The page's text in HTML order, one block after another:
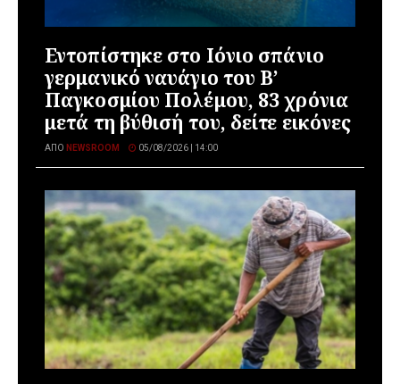
Εντοπίστηκε στο Ιόνιο σπάνιο
γερμανικό ναυάγιο του Β’
Παγκοσμίου Πολέμου, 83 χρόνια
μετά τη βύθισή του, δείτε εικόνες
ΑΠΌ NEWSROOM 05/08/2026 | 14:00